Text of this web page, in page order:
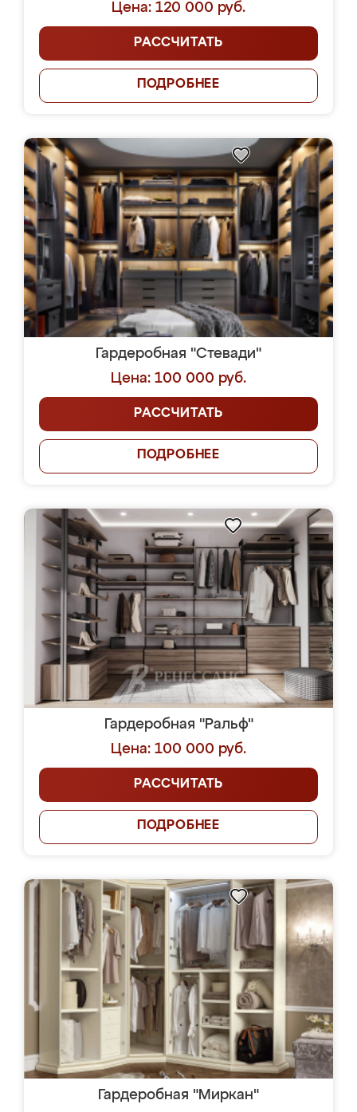
Цена: 120 000 руб.
РАССЧИТАТЬ
ПОДРОБНЕЕ
Гардеробная "Стевади"
Цена: 100 000 руб.
РАССЧИТАТЬ
ПОДРОБНЕЕ
Гардеробная "Ральф"
Цена: 100 000 руб.
РАССЧИТАТЬ
ПОДРОБНЕЕ
Гардеробная "Миркан"